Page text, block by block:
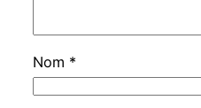
Nom *